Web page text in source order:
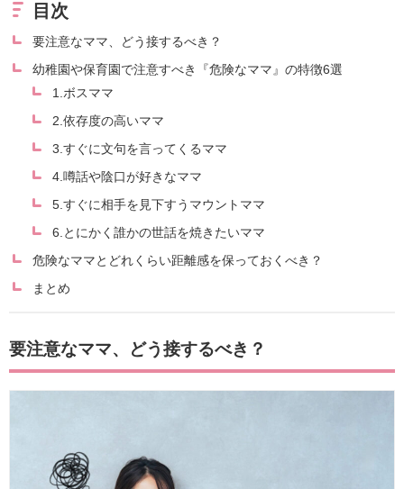
目次
要注意なママ、どう接するべき？
幼稚園や保育園で注意すべき『危険なママ』の特徴6選
1.ボスママ
2.依存度の高いママ
3.すぐに文句を言ってくるママ
4.噂話や陰口が好きなママ
5.すぐに相手を見下すうマウントママ
6.とにかく誰かの世話を焼きたいママ
危険なママとどれくらい距離感を保っておくべき？
まとめ
要注意なママ、どう接するべき？